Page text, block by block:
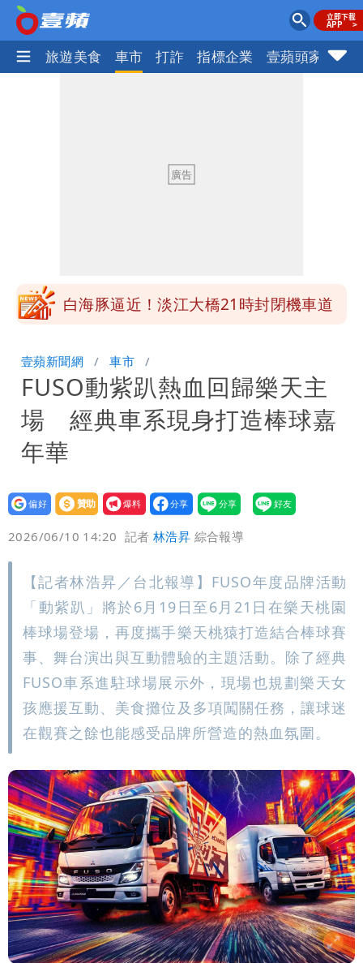
產王 旅遊美食 車市 打詐 指標企業 壹蘋頭家 健
慧芝：今年的送立院345天還在審
穿中國貨內褲逛街「整件掉出裙底」
晚至明下午受影響
白海豚逼近！淡江大橋21時封閉機車道
慧芝：今年的送立院345天還在審
穿中國貨內褲逛街「整件掉出裙底」
OL哀號：在同事眼前顏面盡失
壹蘋新聞網 車市
FUSO動紫趴熱血回歸樂天主
場 經典車系現身打造棒球嘉
年華
設為
贊助
我要
爆料
2026/06/10 14:20 記者林浩昇 綜合報導
【記者林浩昇／台北報導】FUSO年度品牌活動
「動紫趴」將於6月19日至6月21日在樂天桃園
棒球場登場，再度攜手樂天桃猿打造結合棒球賽
事、舞台演出與互動體驗的主題活動。除了經典
FUSO車系進駐球場展示外，現場也規劃樂天女
孩應援互動、美食攤位及多項闖關任務，讓球迷
在觀賽之餘也能感受品牌所營造的熱血氛圍。